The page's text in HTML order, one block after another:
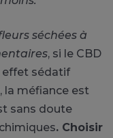
séchées à
, si le CBD
effet sédatif
la méfiance est
sans doute
. Choisir